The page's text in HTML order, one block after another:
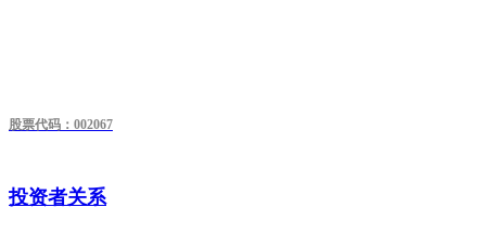
股票代码：002067
投资者关系